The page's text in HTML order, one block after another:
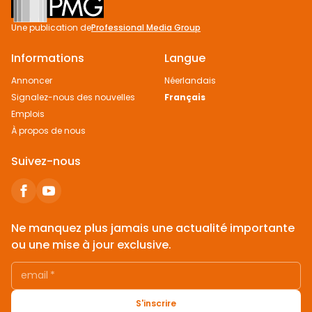
Une publication deProfessional Media Group
Informations
Annoncer
Signalez-nous des nouvelles
Emplois
À propos de nous
Langue
Néerlandais
Français
Suivez-nous
Ne manquez plus jamais une actualité importante
ou une mise à jour exclusive.
email *
S'inscrire